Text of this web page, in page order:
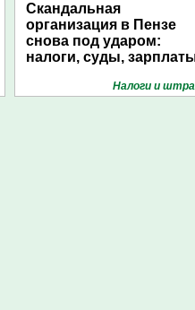
Скандальная
организация в Пензе
снова под ударом:
налоги, суды,
Налоги и